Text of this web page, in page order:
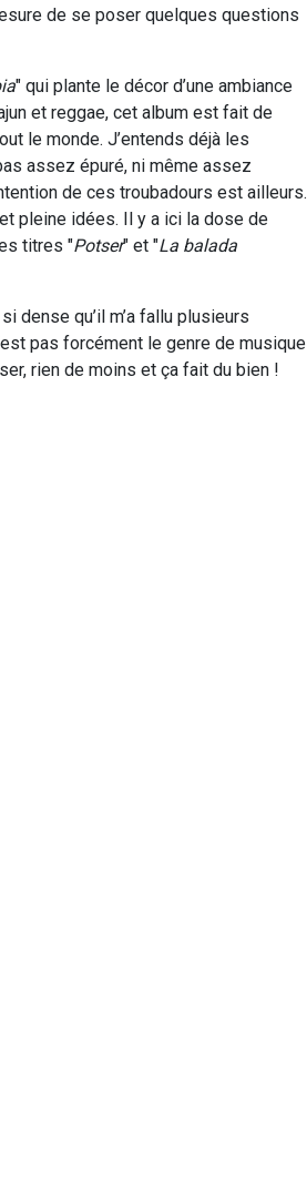
de se poser quelques questions
" qui plante le décor d’une ambiance
et reggae, cet album est fait de
le monde. J’entends déjà les
assez épuré, ni même assez
de ces troubadours est ailleurs.
pleine idées. Il y a ici la dose de
titres "Potser" et "La balada
dense qu’il m’a fallu plusieurs
pas forcément le genre de musique
rien de moins et ça fait du bien !